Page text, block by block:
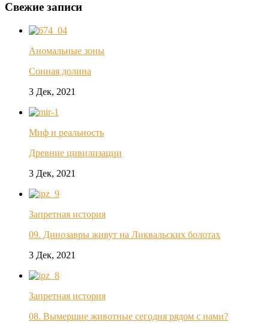
Свежие записи
Аномальные зоны
Сонная долина
3 Дек, 2021
Миф и реальность
Древние цивилизации
3 Дек, 2021
Запретная история
09. Динозавры живут на Ликвальских болотах
3 Дек, 2021
Запретная история
08. Вымершие животные сегодня рядом с нами?